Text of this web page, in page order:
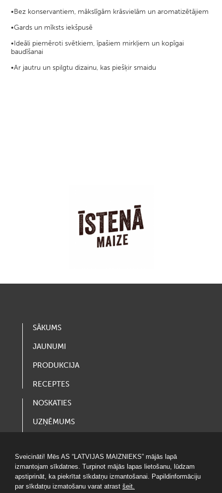
•Bez konservantiem, mākslīgām krāsvielām un aromatizētājiem
•Gards un mīksts iekšpusē
•Ideāli piemēroti svētkiem, īpašiem mirkļiem un kopīgai
baudīšanai
•Ar jautru un spilgtu dizainu, kas piešķir smaidu
SĀKUMS
JAUNUMI
PRODUKCIJA
RECEPTES
NOSKATIES
UZŅĒMUMS
LOTERIJAS
Sveicināti! Mēs AS “LATVIJAS MAIZNIEKS” mājās lapā
izmantojam sīkdatnes. Turpinot mājās lapas lietošanu, lūdzam
apstiprināt, ka piekrītat sīkdatņu izmantošanai. Papildinformāciju
par sīkdatņu izmatošanu varat atrast šeit.